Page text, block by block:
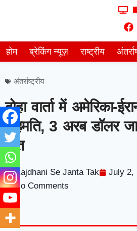
होम ब्रेकिंग न्यूज़ राष्ट्रीय
अंतर्राष्ट्रीय
दोहा वार्ता में अमेरिका-
सहमति, 3 अरब डॉलर
बात
Rajdhani Se Janta Tak July 2,
No Comments